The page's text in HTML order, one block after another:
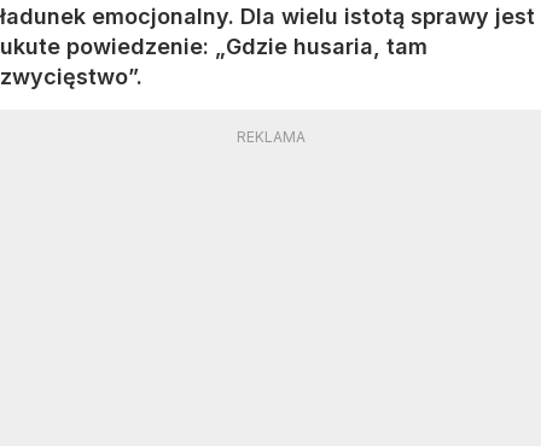
ładunek emocjonalny. Dla wielu istotą sprawy jest
ukute powiedzenie: „Gdzie husaria, tam
zwycięstwo”.